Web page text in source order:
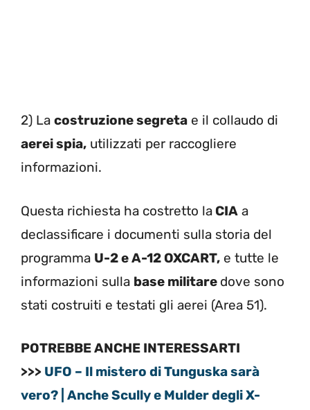
2) La costruzione segreta e il collaudo di
aerei spia, utilizzati per raccogliere
informazioni.
Questa richiesta ha costretto laCIA a
declassificare i documenti sulla storia del
programma U-2 e A-12 OXCART, e tutte le
informazioni sulla base militare dove sono
stati costruiti e testati gli aerei (Area 51).
POTREBBE ANCHE INTERESSARTI
>>> UFO – Il mistero di Tunguska sarà
vero? | Anche Scully e Mulder degli X-